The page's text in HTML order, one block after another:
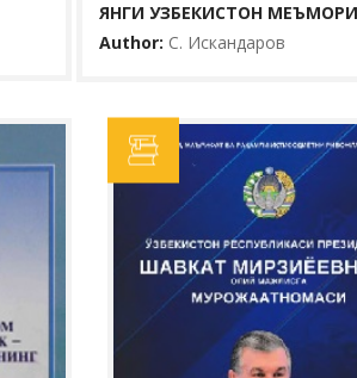
ЯНГИ УЗБЕКИСТОН МЕЪМОРИ
Author: С. Искандаров
КАТЪИЙ ТАРТИБ-
ШАХСИЙ ЖАВОБГАРЛИК -
ФАОЛИЯТИНИНГ
БЎЛИШИ КЕРАК
РЕСПУБЛИКАСИ
ШАВКАТ МИРЗИЁЕВНИНГ
МУРОЖААТНОМАСИ